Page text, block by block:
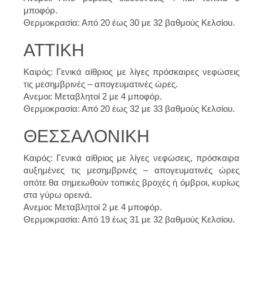
μποφόρ.
Θερμοκρασία: Από 20 έως 30 με 32 βαθμούς Κελσίου.
ΑΤΤΙΚΗ
Καιρός: Γενικά αίθριος με λίγες πρόσκαιρες νεφώσεις
τις μεσημβρινές – απογευματινές ώρες.
Ανεμοι: Μεταβλητοί 2 με 4 μποφόρ.
Θερμοκρασία: Από 20 έως 32 με 33 βαθμούς Κελσίου.
ΘΕΣΣΑΛΟΝΙΚΗ
Καιρός: Γενικά αίθριος με λίγες νεφώσεις, πρόσκαιρα
αυξημένες τις μεσημβρινές – απογευματινές ώρες
οπότε θα σημειωθούν τοπικές βροχές ή όμβροι, κυρίως
στα γύρω ορεινά.
Ανεμοι: Μεταβλητοί 2 με 4 μποφόρ.
Θερμοκρασία: Από 19 έως 31 με 32 βαθμούς Κελσίου.